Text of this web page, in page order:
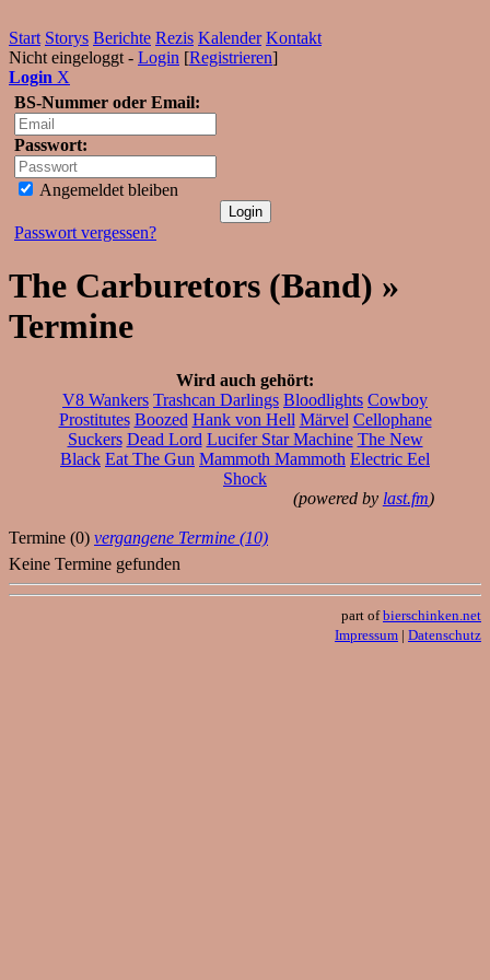
Start Storys Berichte Rezis Kalender Kontakt
Nicht eingeloggt - Login [Registrieren]
Login X
BS-Nummer oder Email:
Passwort:
Angemeldet bleiben
Passwort vergessen?
The Carburetors (Band) »
Termine
Wird auch gehört:
V8 Wankers Trashcan Darlings Bloodlights Cowboy
Prostitutes Boozed Hank von Hell Märvel Cellophane
Suckers Dead Lord Lucifer Star Machine The New
Black Eat The Gun Mammoth Mammoth Electric Eel
Shock
(powered by last.fm)
Termine (0) vergangene Termine (10)
Keine Termine gefunden
part ofbierschinken.net
Impressum | Datenschutz